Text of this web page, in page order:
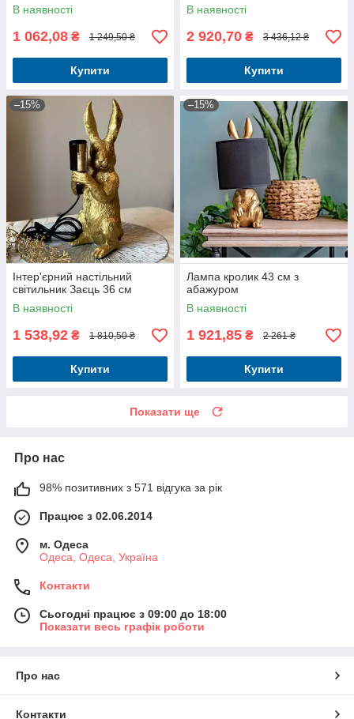
В наявності
1 062,08 ₴ 1 249,50 ₴
Купити
В наявності
2 920,70 ₴ 3 436,12 ₴
Купити
–15%
Інтер'єрний настільний
світильник Заєць 36 см
В наявності
1 538,92 ₴ 1 810,50 ₴
Купити
–15%
Лампа кролик 43 см з
абажуром
В наявності
1 921,85 ₴ 2 261 ₴
Купити
Показати ще
Про нас
98% позитивних з 571 відгука за рік
Працює з 02.06.2014
м. Одеса
Одеса, Одеса, Україна
Контакти
Сьогодні працює з 09:00 до 18:00
Показати весь графік роботи
Про нас
Контакти